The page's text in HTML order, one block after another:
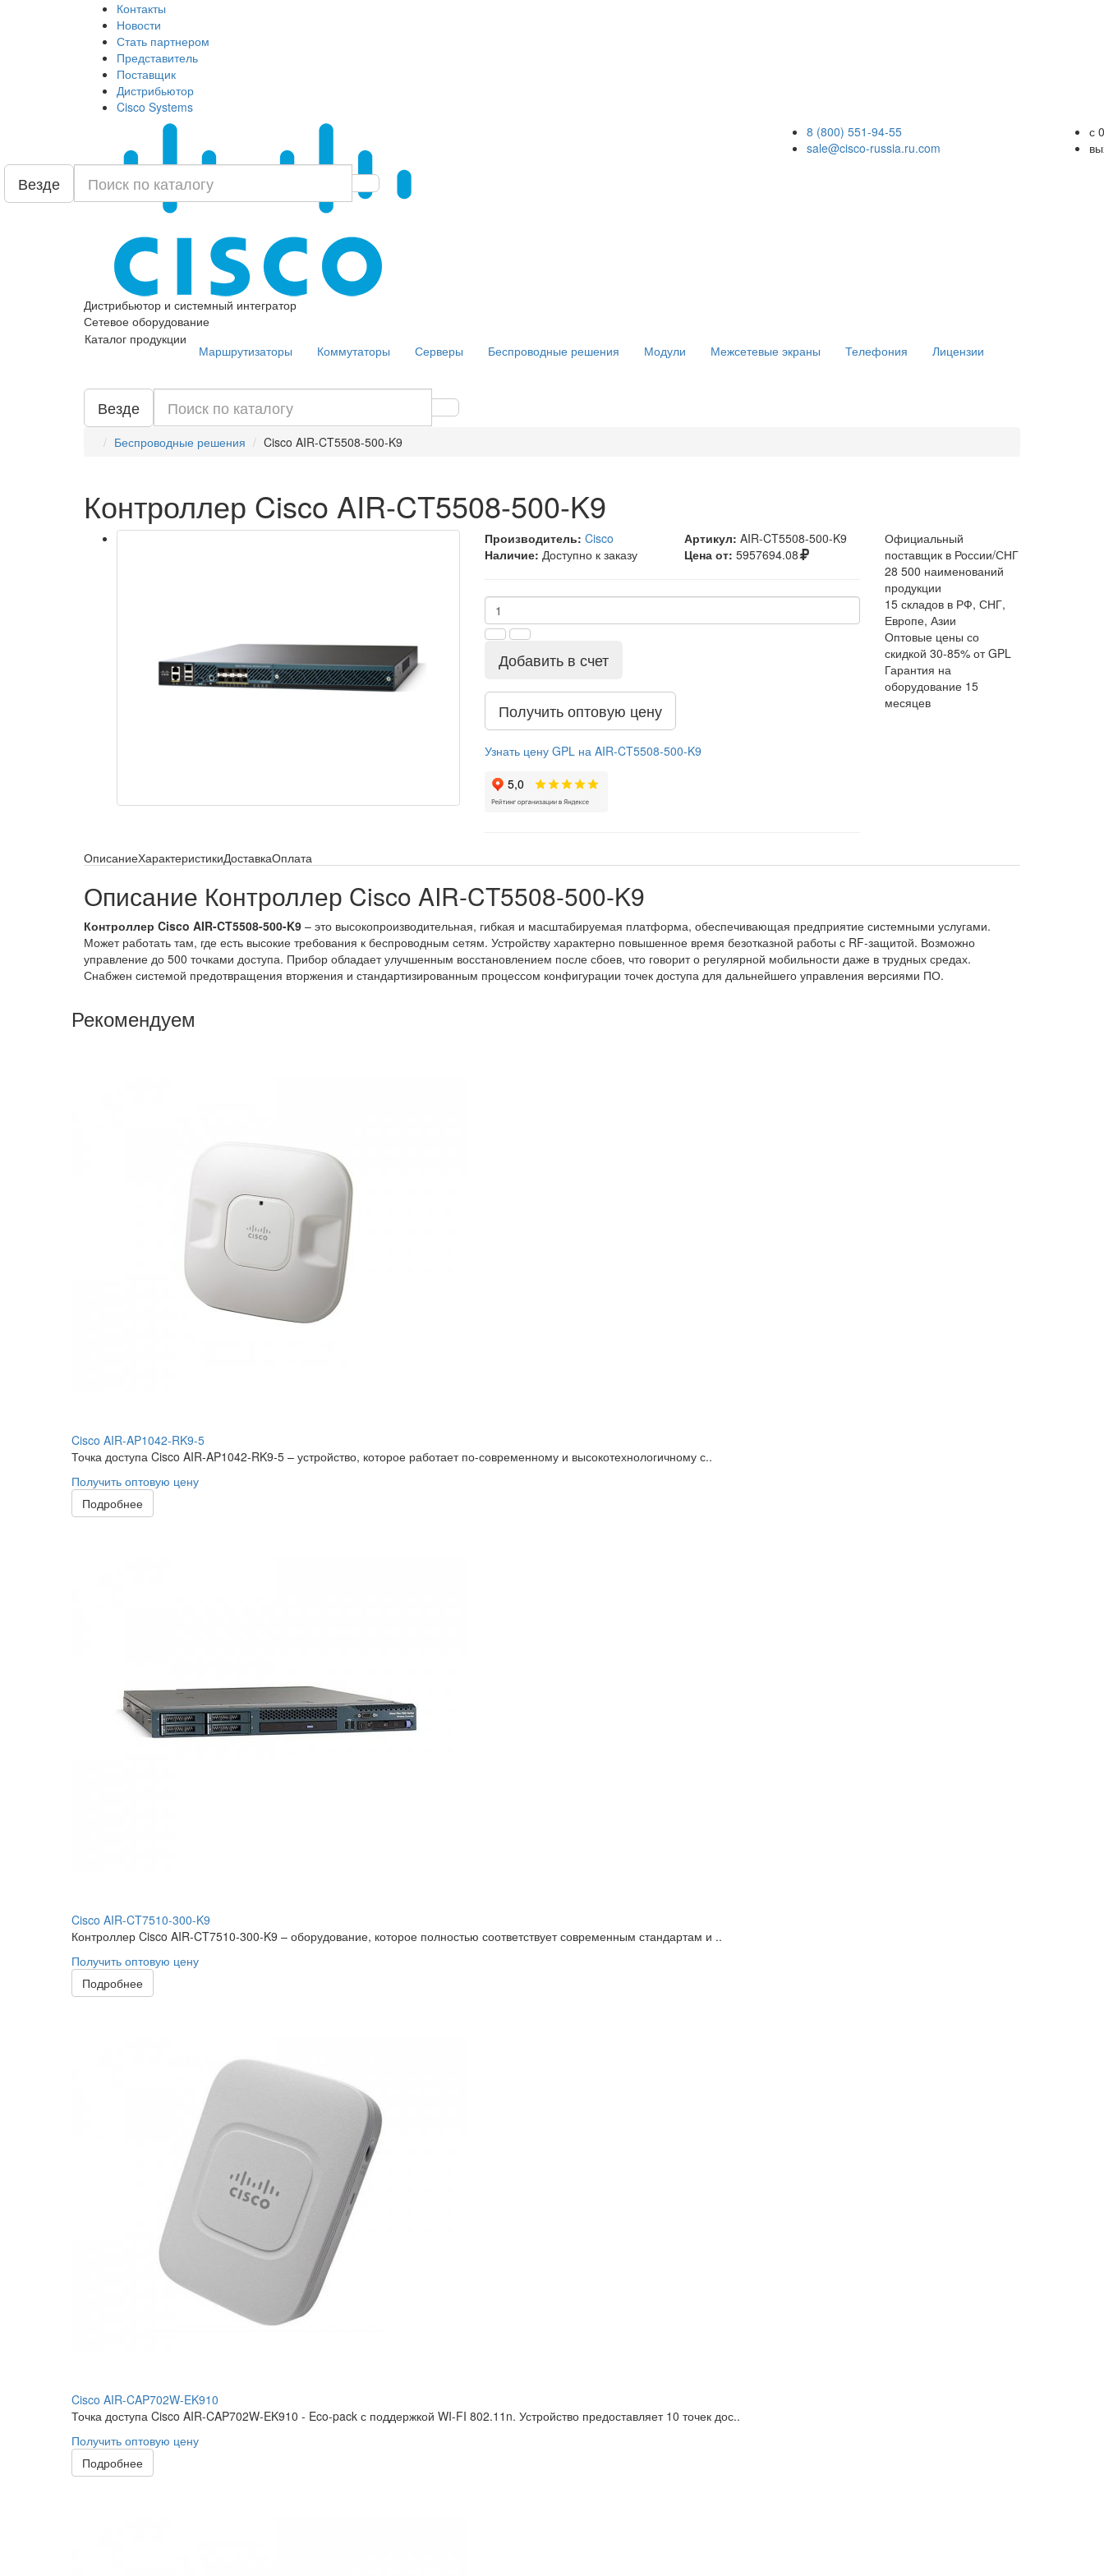
Контакты
Новости
Стать партнером
Представитель
Поставщик
Дистрибьютор
Cisco Systems
Дистрибьютор и системный интегратор
Сетевое оборудование
8 (800) 551-94-55
sale@cisco-russia.ru.com
с
Везде
Каталог продукции
Маршрутизаторы Коммутаторы Серверы Беспроводные решения Модули Межсетевые экраны Телефония Лицензии
Везде
Беспроводные решения Cisco AIR-CT5508-500-K9
Контроллер Cisco AIR-CT5508-500-K9
Производитель: Cisco Артикул: AIR-CT5508-500-K9
Наличие: Доступно к заказу Цена от: 5957694.08
Добавить в счет
Получить оптовую цену
Узнать цену GPL на AIR-CT5508-500-K9
Официальный
поставщик в России/СНГ
28 500 наименований
продукции
15 складов в РФ, СНГ,
Европе, Азии
Оптовые цены со
скидкой 30-85% от GPL
Гарантия на
оборудование 15
месяцев
ОписаниеХарактеристикиДоставкаОплата
Описание Контроллер Cisco AIR-CT5508-500-K9
Контроллер Cisco AIR-CT5508-500-K9 – это высокопроизводительная, гибкая и масштабируемая платформа, обеспечивающая предприятие системными услугами.
Может работать там, где есть высокие требования к беспроводным сетям. Устройству характерно повышенное время безотказной работы с RF-защитой. Возможно
управление до 500 точками доступа. Прибор обладает улучшенным восстановлением после сбоев, что говорит о регулярной мобильности даже в трудных средах.
Снабжен системой предотвращения вторжения и стандартизированным процессом конфигурации точек доступа для дальнейшего управления версиями ПО.
Рекомендуем
Cisco AIR-AP1042-RK9-5
Точка доступа Cisco AIR-AP1042-RK9-5 – устройство, которое работает по-современному и высокотехнологичному с..
Получить оптовую цену
Подробнее
Cisco AIR-CT7510-300-K9
Контроллер Cisco AIR-CT7510-300-K9 – оборудование, которое полностью соответствует современным стандартам и ..
Получить оптовую цену
Подробнее
Cisco AIR-CAP702W-EK910
Точка доступа Cisco AIR-CAP702W-EK910 - Eco-pack с поддержкой WI-FI 802.11n. Устройство предоставляет 10 точек дос..
Получить оптовую цену
Подробнее